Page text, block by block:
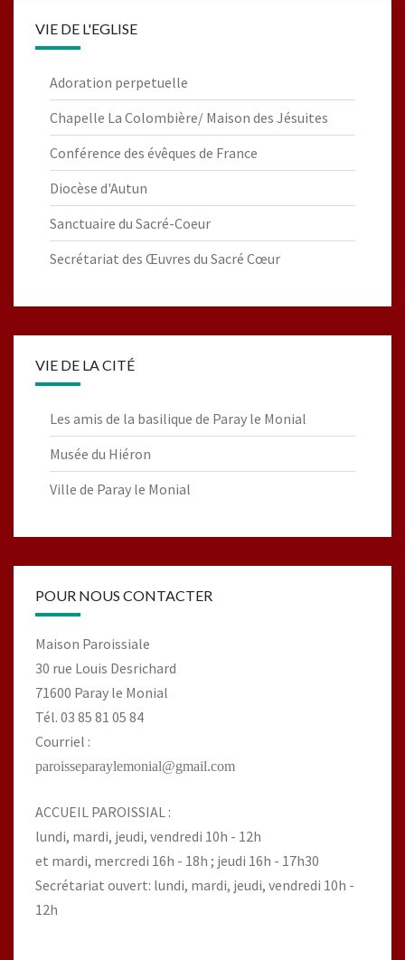
VIE DE L'EGLISE
Adoration perpetuelle
Chapelle La Colombière/ Maison des Jésuites
Conférence des évêques de France
Diocèse d'Autun
Sanctuaire du Sacré-Coeur
Secrétariat des Œuvres du Sacré Cœur
VIE DE LA CITÉ
Les amis de la basilique de Paray le Monial
Musée du Hiéron
Ville de Paray le Monial
POUR NOUS CONTACTER
Maison Paroissiale
30 rue Louis Desrichard
71600 Paray le Monial
Tél. 03 85 81 05 84
Courriel :
paroisseparaylemonial@gmail.com
ACCUEIL PAROISSIAL :
lundi, mardi, jeudi, vendredi 10h - 12h
et mardi, mercredi 16h - 18h ; jeudi 16h - 17h30
Secrétariat ouvert: lundi, mardi, jeudi, vendredi 10h -
12h